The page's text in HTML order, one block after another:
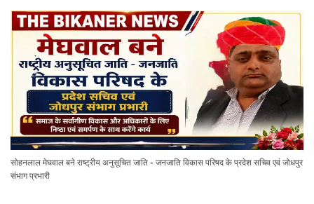
सोहनलाल मेघवाल बने राष्ट्रीय अनुसूचित जाति - जनजाति विकास परिषद के प्रदेश सचिव एवं जोधपुर
संभाग प्रभारी